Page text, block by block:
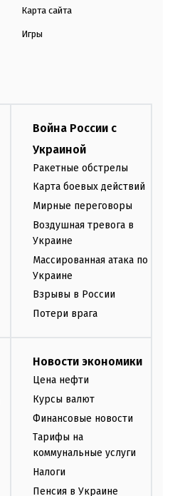
Карта сайта
Игры
Война России с
Украиной
Ракетные обстрелы
Карта боевых действий
Мирные переговоры
Воздушная тревога в
Украине
Массированная атака по
Украине
Взрывы в России
Потери врага
Новости экономики
Цена нефти
Курсы валют
Финансовые новости
Тарифы на
коммунальные услуги
Налоги
Пенсия в Украине